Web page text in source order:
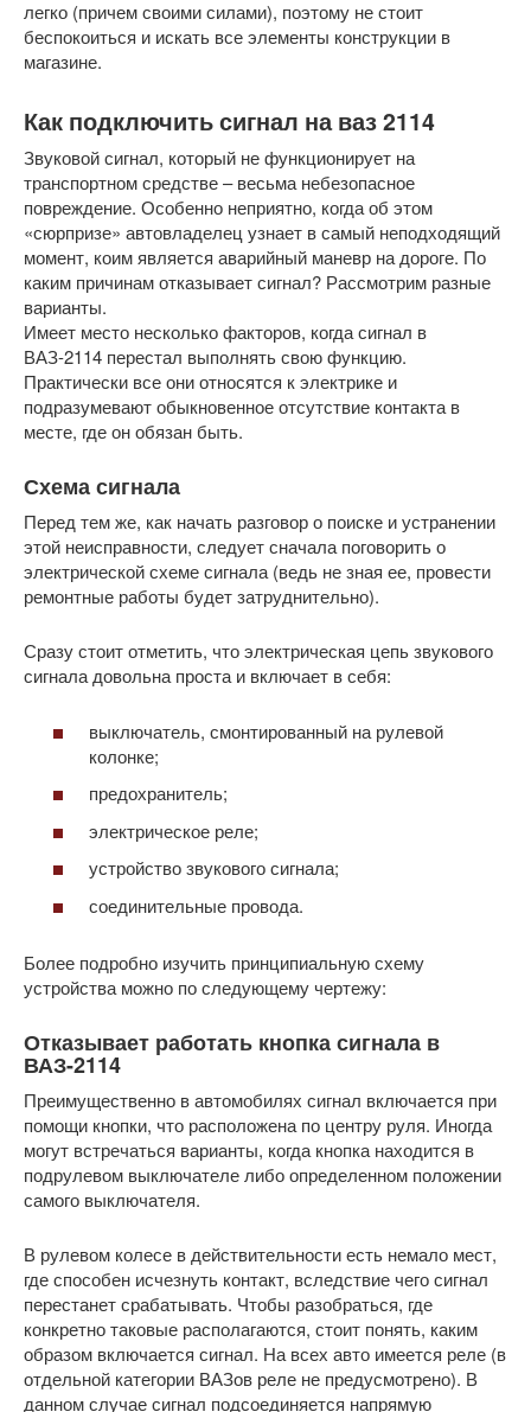
легко (причем своими силами), поэтому не стоит
беспокоиться и искать все элементы конструкции в
магазине.
Как подключить сигнал на ваз 2114
Звуковой сигнал, который не функционирует на
транспортном средстве – весьма небезопасное
повреждение. Особенно неприятно, когда об этом
«сюрпризе» автовладелец узнает в самый неподходящий
момент, коим является аварийный маневр на дороге. По
каким причинам отказывает сигнал? Рассмотрим разные
варианты.
Имеет место несколько факторов, когда сигнал в
ВАЗ-2114 перестал выполнять свою функцию.
Практически все они относятся к электрике и
подразумевают обыкновенное отсутствие контакта в
месте, где он обязан быть.
Схема сигнала
Перед тем же, как начать разговор о поиске и устранении
этой неисправности, следует сначала поговорить о
электрической схеме сигнала (ведь не зная ее, провести
ремонтные работы будет затруднительно).
Сразу стоит отметить, что электрическая цепь звукового
сигнала довольна проста и включает в себя:
выключатель, смонтированный на рулевой
колонке;
предохранитель;
электрическое реле;
устройство звукового сигнала;
соединительные провода.
Более подробно изучить принципиальную схему
устройства можно по следующему чертежу:
Отказывает работать кнопка сигнала в
ВАЗ-2114
Преимущественно в автомобилях сигнал включается при
помощи кнопки, что расположена по центру руля. Иногда
могут встречаться варианты, когда кнопка находится в
подрулевом выключателе либо определенном положении
самого выключателя.
В рулевом колесе в действительности есть немало мест,
где способен исчезнуть контакт, вследствие чего сигнал
перестанет срабатывать. Чтобы разобраться, где
конкретно таковые располагаются, стоит понять, каким
образом включается сигнал. На всех авто имеется реле (в
отдельной категории ВАЗов реле не предусмотрено). В
данном случае сигнал подсоединяется напрямую